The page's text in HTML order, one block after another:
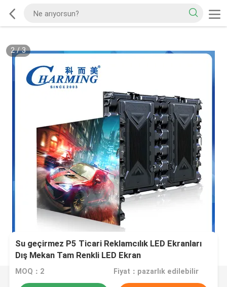
2/3
Su geçirmez P5 Ticari Reklamcılık LED Ekranları
Dış Mekan Tam Renkli LED Ekran
MOQ：2 Fiyat：pazarlık edilebilir